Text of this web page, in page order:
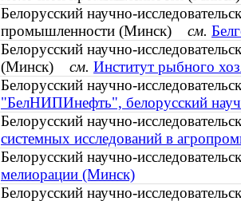
Белорусский научно-
промышленности (Минск) см.
Белорусский научно-
(Минск) см. Институт рыбного
Белорусский научно-
"БелНИПИнефть", белорусский
Белорусский научно-
системных исследований в
Белорусский научно-
мелиорации (Минск)
Белорусский научно-